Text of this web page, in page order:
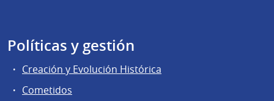
Políticas y gestión
Creación y Evolución Histórica
Cometidos